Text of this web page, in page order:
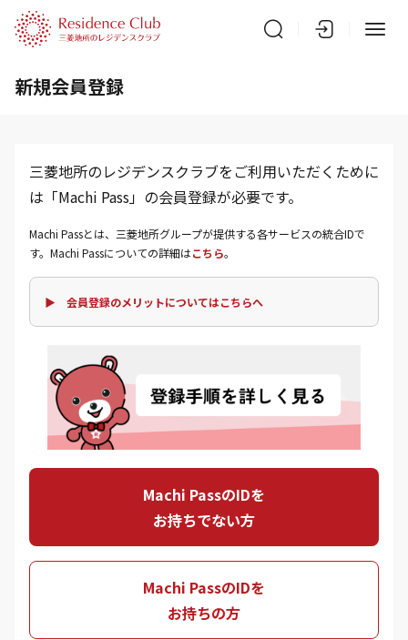
新規会員登録
三菱地所のレジデンスクラブをご利用いただくために
は「Machi Pass」の会員登録が必要です。
Machi Passとは、三菱地所グループが提供する各サービスの統合IDで
す。Machi Passについての詳細はこちら。
▶ 会員登録のメリットについてはこちらへ
Machi PassのIDを
お持ちでない方
Machi PassのIDを
お持ちの方